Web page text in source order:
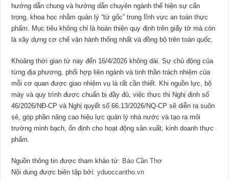
hướng dẫn chung và hướng dẫn chuyên ngành thể hiện sự cẩn
trọng, khoa học nhằm quản lý “từ gốc” trong lĩnh vực an toàn thực
phẩm. Mục tiêu không chỉ là hoàn thiện quy định trên giấy tờ mà còn
là xây dựng cơ chế vận hành thống nhất và đồng bộ trên toàn quốc.
Khoảng thời gian từ nay đến 16/4/2026 không dài. Sự chủ động của
từng địa phương, phối hợp liên ngành và tinh thần trách nhiệm của
mỗi cơ quan được giao nhiệm vụ là rất cần thiết. Khi nguồn lực, bộ
máy và quy trình được chuẩn bị đầy đủ, việc thực thi Nghị định số
46/2026/NĐ-CP và Nghị quyết số 66.13/2026/NQ-CP sẽ diễn ra suôn
sẻ, góp phần nâng cao hiệu lực quản lý nhà nước và tạo ra môi
trường minh bạch, ổn định cho hoạt động sản xuất, kinh doanh thực
phẩm.
Nguồn thông tin được tham khảo từ: Báo Cần Thơ
Nội dung được biên tập bởi:yduoccantho.vn